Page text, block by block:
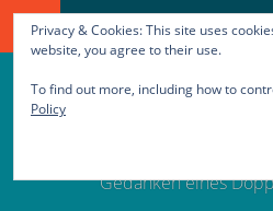
SKIP
TO
00Q
Gedanken eines
Privacy & Cookies: This site uses
website, you agree to their use.
To find out more, including how to
Policy